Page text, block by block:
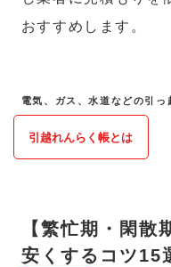
おすすめします。
電気、ガス、水道などの引っ
引越れんらく帳とは
【繁忙期・閑散
安くするコツ15